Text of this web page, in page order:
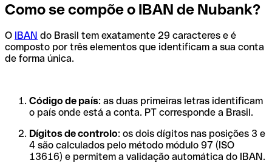
Como se compõe o IBAN de Nubank?
O IBAN do Brasil tem exatamente 29 caracteres e é
composto por três elementos que identificam a sua conta
de forma única.
Código de país: as duas primeiras letras identificam
o país onde está a conta. PT corresponde a Brasil.
Dígitos de controlo: os dois dígitos nas posições 3 e
4 são calculados pelo método módulo 97 (ISO
13616) e permitem a validação automática do IBAN.